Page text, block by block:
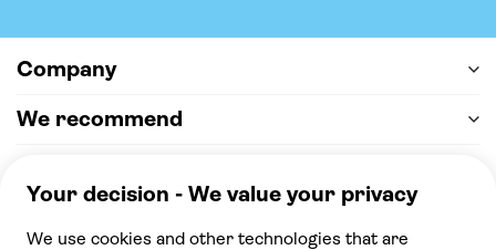
Company
We recommend
100% secure checkout, we accept the following